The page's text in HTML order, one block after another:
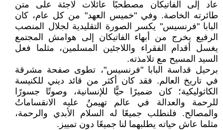
عاد إلى الفاتيكان مصطحبًا عائلات لاجئة على متن
طائرته الخاصة. وفي "خميس العهد" من كل عام، كان
البابا "فرنسيس" يكسر الصورة التقليدية لجلال المنصب
الرفيع يخرج من أبهاء الفاتيكان إلى هوامش المجتمع
يغسل أقدام الفقراء واللاجئين المسلمين، مثلما فعل
السيد المسيح مع تلامذته.
برحيل قداسة البابا "فرنسيس"، تطوى صفحة مشرقة
في تاريخ العالم. فقد كان أكثر من قائد ديني للكنيسة
الكاثوليكية؛ كان ضميرًا حيًّا للإنسانية، وصوتًا جسورًا
للرحمة والعدالة في عالم تهيمنُ عليه الانقساماتُ
والمصالح. فلنطلب جميعًا له السلام الأبدي والرحمة،
مثلما عاش حياته يطلبهما لنا جميعًا دون تمييز.